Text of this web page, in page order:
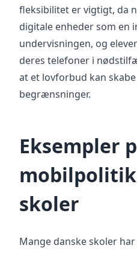
fleksibilitet er vigtigt, da
digitale enheder som en
undervisningen, og
deres telefoner i
at et lovforbud kan
begrænsninger.
Eksempler
skoler
Mange danske skoler